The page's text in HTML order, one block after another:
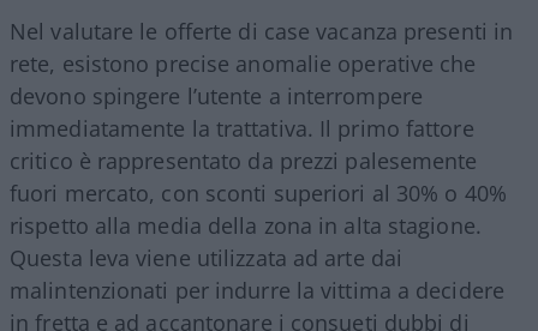
Nel valutare le offerte di case vacanza presenti in
rete, esistono precise anomalie operative che
devono spingere l’utente a interrompere
immediatamente la trattativa. Il primo fattore
critico è rappresentato da prezzi palesemente
fuori mercato, con sconti superiori al 30% o 40%
rispetto alla media della zona in alta stagione.
Questa leva viene utilizzata ad arte dai
malintenzionati per indurre la vittima a decidere
in fretta e ad accantonare i consueti dubbi di